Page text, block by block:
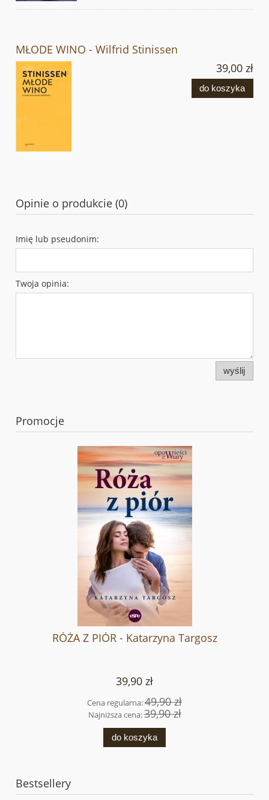
MŁODE WINO - Wilfrid Stinissen
39,00 zł
do koszyka
Opinie o produkcie (0)
Imię lub pseudonim:
Twoja opinia:
wyślij
Promocje
RÓŻA Z PIÓR - Katarzyna Targosz
39,90 zł
Cena regularna:49,90 zł
Najniższa cena:39,90 zł
do koszyka
Bestsellery